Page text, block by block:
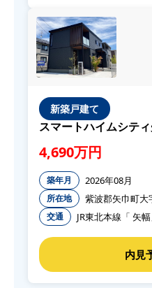
新築戸建て
スマートハイムシテ
4,690万円
築年月 2026年08月
所在地 紫波郡矢巾町大
交通 JR東北本線「 矢